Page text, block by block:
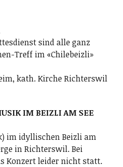
sind alle ganz
Treff im «Chilebeizli»
kath. Kirche Richterswil
IM BEIZLI AM SEE
im idyllischen Beizli am
in Richterswil. Bei
Konzert leider nicht statt.